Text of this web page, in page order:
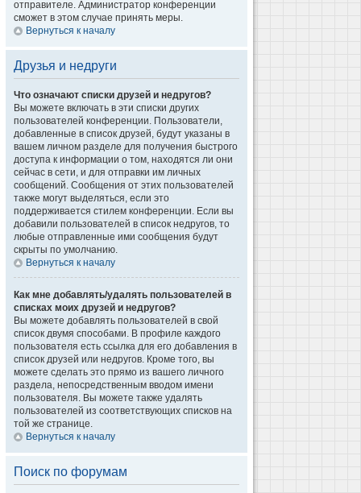
отправителе. Администратор конференции
сможет в этом случае принять меры.
Вернуться к началу
Друзья и недруги
Что означают списки друзей и недругов?
Вы можете включать в эти списки других
пользователей конференции. Пользователи,
добавленные в список друзей, будут указаны в
вашем личном разделе для получения быстрого
доступа к информации о том, находятся ли они
сейчас в сети, и для отправки им личных
сообщений. Сообщения от этих пользователей
также могут выделяться, если это
поддерживается стилем конференции. Если вы
добавили пользователей в список недругов, то
любые отправленные ими сообщения будут
скрыты по умолчанию.
Вернуться к началу
Как мне добавлять/удалять пользователей в
списках моих друзей и недругов?
Вы можете добавлять пользователей в свой
список двумя способами. В профиле каждого
пользователя есть ссылка для его добавления в
список друзей или недругов. Кроме того, вы
можете сделать это прямо из вашего личного
раздела, непосредственным вводом имени
пользователя. Вы можете также удалять
пользователей из соответствующих списков на
той же странице.
Вернуться к началу
Поиск по форумам